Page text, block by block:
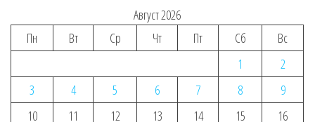
Август 2026
Пн
Вт Ср Чт Пт Сб
Вс
1
2
3
4 5 6 7 8
9
10
11 12 13 14 15
16